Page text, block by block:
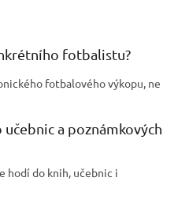
fotbalistu?
fotbalového výkopu, ne
učebnic a poznámkových
hodí do knih, učebnic i